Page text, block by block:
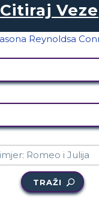
Citiraj Veze
TRAŽI